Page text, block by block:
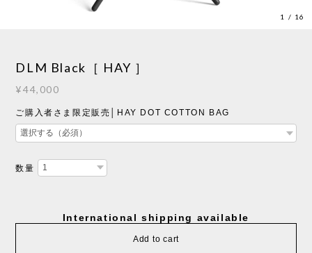
1 / 16
DLM Black［ HAY ］
¥44,000
ご購入者さま限定販売│HAY DOT COTTON BAG
数量
International shipping available
Add to cart